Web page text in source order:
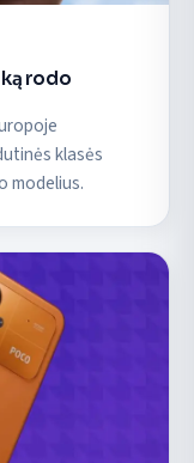
ką rodo
klasės
modelius.